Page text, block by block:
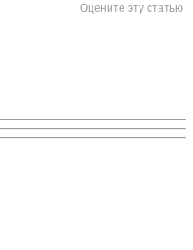
Оцените эту статью